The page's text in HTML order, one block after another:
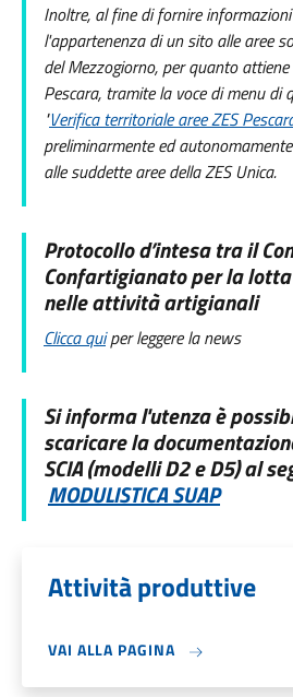
Inoltre, al fine di fornire
l'appartenenza di un sito alle aree
del Mezzogiorno, per quanto
Pescara, tramite la voce di menu di
"Verifica territoriale aree ZES
preliminarmente ed
alle suddette aree della ZES Unica.
Protocollo d’intesa tra il
Confartigianato per la
nelle attività artigianali
Clicca quiper leggere la news
Si informa l'utenza è
scaricare la
SCIA (modelli D2 e D5) al
MODULISTICA SUAP
Attività produttive
VAI ALLA PAGINA